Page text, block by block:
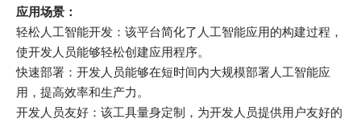
应用场景：
轻松人工智能开发：该平台简化了人工智能应用的构建过程，
使开发人员能够轻松创建应用程序。
快速部署：开发人员能够在短时间内大规模部署人工智能应
用，提高效率和生产力。
开发人员友好：该工具量身定制，为开发人员提供用户友好的